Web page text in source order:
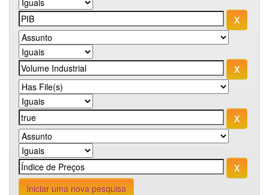
Iniciar uma nova pesquisa